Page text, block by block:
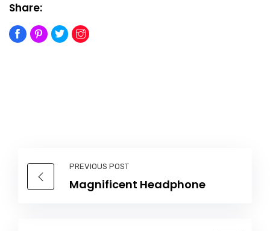
Share:
PREVIOUS POST
Magnificent Headphone